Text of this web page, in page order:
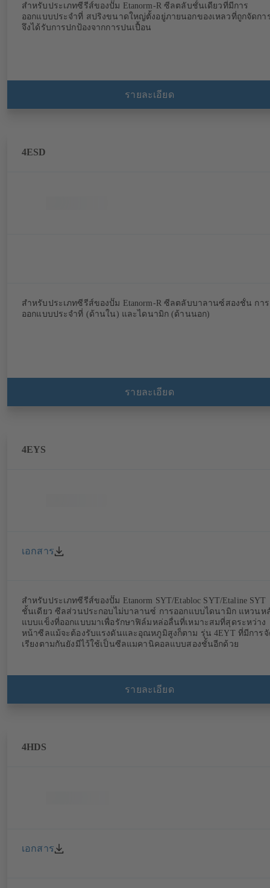
สำหรับประเภทซีรีส์ของปั๊ม Etanorm-R ซีลตลับชั้นเดียวที่มีการ
ออกแบบประจำที่ สปริงขนาดใหญ่ตั้งอยู่ภายนอกของเหลวที่ถูกจัดกา
จึงได้รับการปกป้องจากการปนเปื้อน
รายละเอียด
4ESD
สำหรับประเภทซีรีส์ของปั๊ม Etanorm-R ซีลตลับบาลานซ์สองชั้น การ
ออกแบบประจำที่ (ด้านใน) และไดนามิก (ด้านนอก)
รายละเอียด
4EYS
เอกสาร
สำหรับประเภทซีรีส์ของปั๊ม Etanorm SYT/Etabloc SYT/Etaline SYT
ชั้นเดียว ซีลส่วนประกอบไม่บาลานซ์ การออกแบบไดนามิก แหวนห
แบบแข็งที่ออกแบบมาเพื่อรักษาฟิล์มหล่อลื่นที่เหมาะสมที่สุดระหว่าง
หน้าซีลแม้จะต้องรับแรงดันและอุณหภูมิสูงก็ตาม รุ่น 4EYT ที่มีการจัด
เรียงตามกันยังมีไว้ใช้เป็นซีลแมคานิคอลแบบสองชั้นอีกด้วย
รายละเอียด
4HDS
เอกสาร